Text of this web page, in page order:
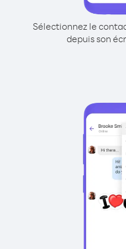
Sélectionnez le
depuis son